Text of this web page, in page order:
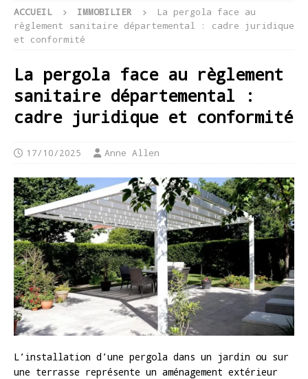
ACCUEIL IMMOBILIER
La pergola face au
règlement sanitaire départemental : cadre juridique
et conformité
La pergola face au règlement
sanitaire départemental :
cadre juridique et conformité
17/10/2025 Anne Allen
L’installation d’une pergola dans un jardin ou sur
une terrasse représente un aménagement extérieur